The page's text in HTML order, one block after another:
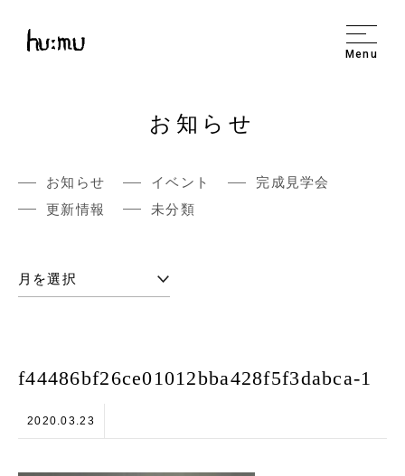
Menu
お知らせ
お知らせ イベント
完成見学会
更新情報
未分類
f44486bf26ce01012bba428f5f3dabca-1
2020.03.23